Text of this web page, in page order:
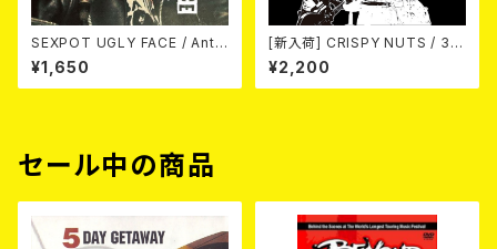
SEXPOT UGLY FACE / Anti
¥1,650
[新入荷] CRISPY NUTS / 30t
h Anniversary Vol.2 (7"EP)
¥2,200
セール中の商品